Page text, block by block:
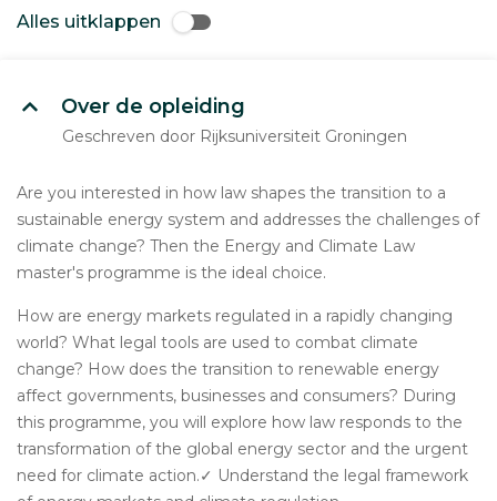
Alles uitklappen
Over de opleiding
Geschreven door Rijksuniversiteit Groningen
Are you interested in how law shapes the transition to a
sustainable energy system and addresses the challenges of
climate change? Then the Energy and Climate Law
master's programme is the ideal choice.
How are energy markets regulated in a rapidly changing
world? What legal tools are used to combat climate
change? How does the transition to renewable energy
affect governments, businesses and consumers? During
this programme, you will explore how law responds to the
transformation of the global energy sector and the urgent
need for climate action.✓ Understand the legal framework